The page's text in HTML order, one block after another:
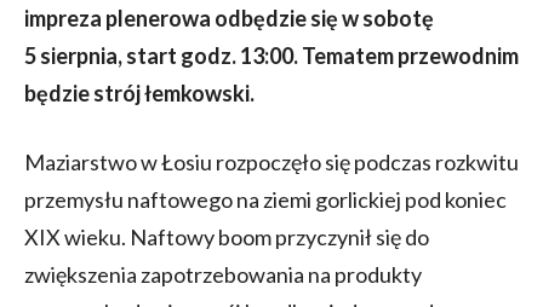
impreza plenerowa odbędzie się w sobotę
5 sierpnia, start godz. 13:00. Tematem przewodnim
będzie strój łemkowski.
Maziarstwo w Łosiu rozpoczęło się podczas rozkwitu
przemysłu naftowego na ziemi gorlickiej pod koniec
XIX wieku. Naftowy boom przyczynił się do
zwiększenia zapotrzebowania na produkty